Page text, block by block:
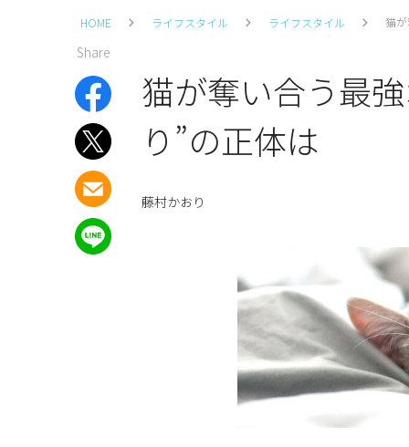
HOME ライフスタイル ライフスタイル 猫
Share
猫が奪い合う最
り”の正体は
藤村かおり